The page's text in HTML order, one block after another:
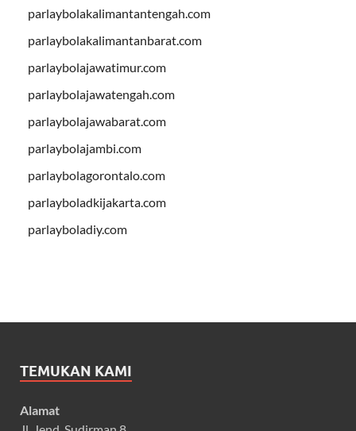
parlaybolakalimantantengah.com
parlaybolakalimantanbarat.com
parlaybolajawatimur.com
parlaybolajawatengah.com
parlaybolajawabarat.com
parlaybolajambi.com
parlaybolagorontalo.com
parlayboladkijakarta.com
parlayboladiy.com
TEMUKAN KAMI
Alamat